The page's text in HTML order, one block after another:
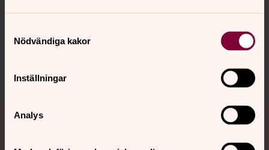
Nödvändiga kakor
Inställningar
Analys
Sociala kanaler